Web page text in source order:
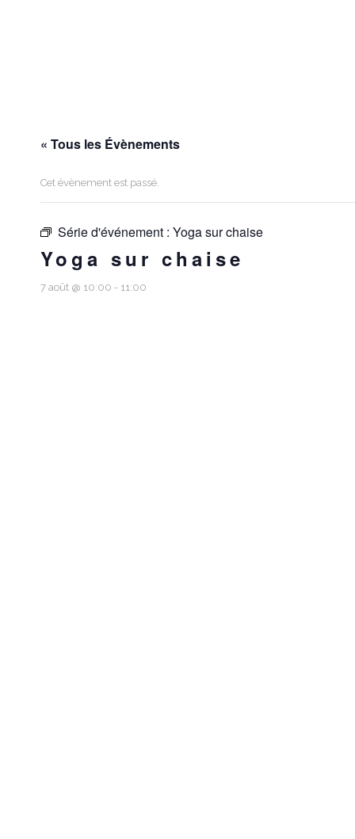
« Tous les Évènements
Cet évènement est passé.
Série d'événement : Yoga sur chaise
Yoga sur chaise
7 août @ 10:00 - 11:00